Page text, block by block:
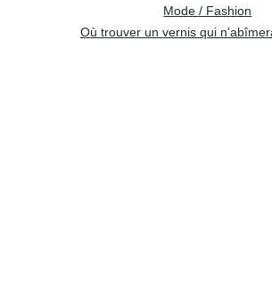
Mode / Fashion
Où trouver un vernis qui